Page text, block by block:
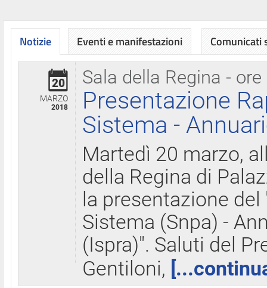
Notizie
Sala della Regina - ore
20
MARZO
2018
Presentazione
Sistema -
Martedì 20 marzo,
della Regina di
la presentazione
Sistema (Snpa) -
(Ispra)". Saluti del
Gentiloni,
Eventi e manifestazioni Comunicati